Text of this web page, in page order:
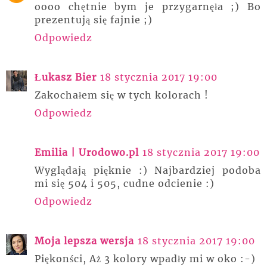
oooo chętnie bym je przygarnęła ;) Bo
prezentują się fajnie ;)
Odpowiedz
Łukasz Bier 18 stycznia 2017 19:00
Zakochałem się w tych kolorach !
Odpowiedz
Emilia | Urodowo.pl 18 stycznia 2017 19:00
Wyglądają pięknie :) Najbardziej podoba
mi się 504 i 505, cudne odcienie :)
Odpowiedz
Moja lepsza wersja 18 stycznia 2017 19:00
Piękonści, Aż 3 kolory wpadły mi w oko :-)